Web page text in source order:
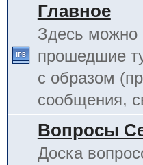
Главное
Здесь можно
прошедшие
с образом
сообщения,
Вопросы
Доска